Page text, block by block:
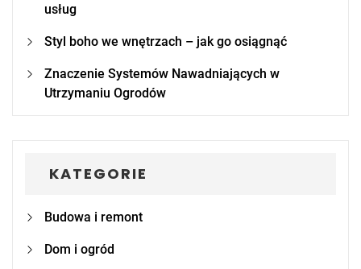
usług
Styl boho we wnętrzach – jak go osiągnąć
Znaczenie Systemów Nawadniających w
Utrzymaniu Ogrodów
KATEGORIE
Budowa i remont
Dom i ogród